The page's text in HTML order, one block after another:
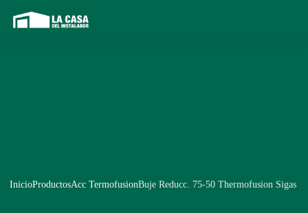
InicioProductosAcc TermofusionBuje Reducc. 75-50 Thermofusion Sigas